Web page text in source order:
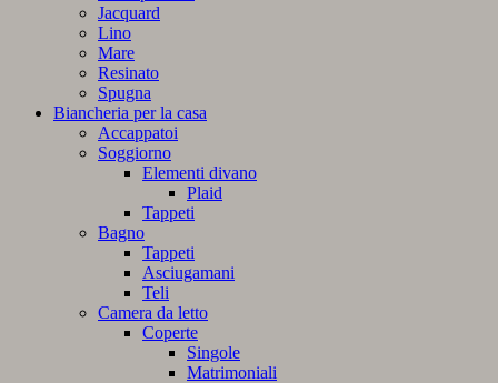
Jacquard
Lino
Mare
Resinato
Spugna
Biancheria per la casa
Accappatoi
Soggiorno
Elementi divano
Plaid
Tappeti
Bagno
Tappeti
Asciugamani
Teli
Camera da letto
Coperte
Singole
Matrimoniali